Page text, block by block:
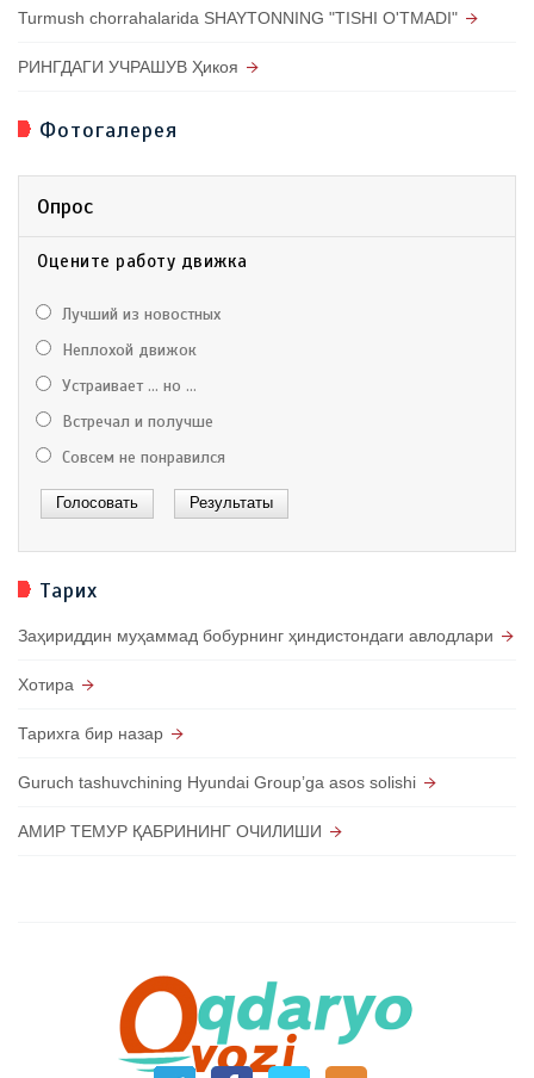
Turmush chorrahalarida SHAYTONNING "TISHI O'TMADI"
РИНГДАГИ УЧРАШУВ Ҳикоя
Фотогалерея
Опрос
Оцените работу движка
Лучший из новостных
Неплохой движок
Устраивает ... но ...
Встречал и получше
Совсем не понравился
Тарих
Заҳириддин муҳаммад бобурнинг ҳиндистондаги авлодлари
Хотира
Тарихга бир назар
Guruch tashuvchining Hyundai Groupʼga asos solishi
АМИР ТЕМУР ҚАБРИНИНГ ОЧИЛИШИ